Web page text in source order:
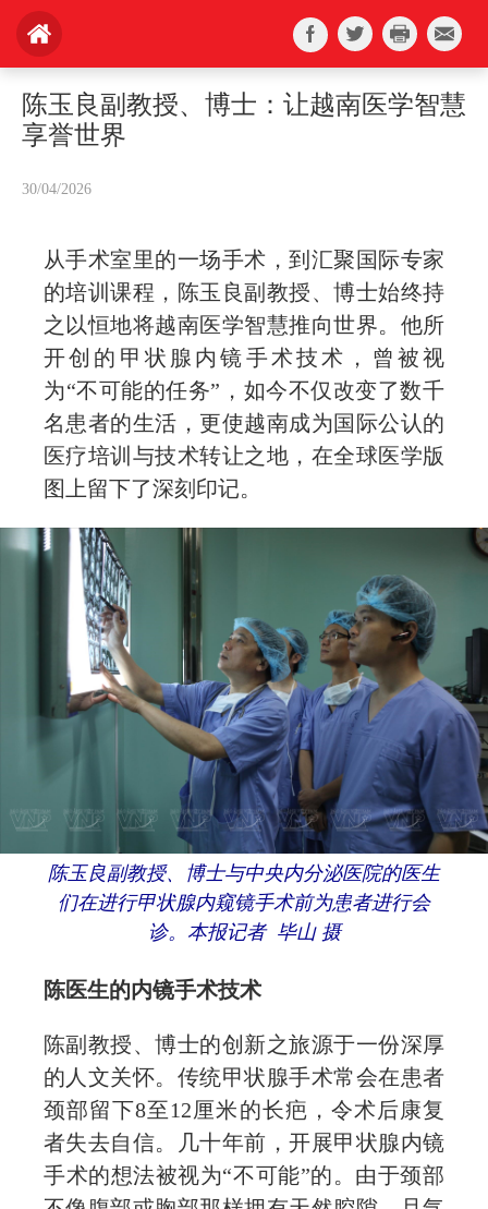
陈玉良副教授、博士：让越南医学智慧
享誉世界
30/04/2026
从手术室里的一场手术，到汇聚国际专家
的培训课程，陈玉良副教授、博士始终持
之以恒地将越南医学智慧推向世界。他所
开创的甲状腺内镜手术技术，曾被视
为“不可能的任务”，如今不仅改变了数千
名患者的生活，更使越南成为国际公认的
医疗培训与技术转让之地，在全球医学版
图上留下了深刻印记。
陈玉良副教授、博士与中央内分泌医院的医生
们在进行甲状腺内窥镜手术前为患者进行会
诊。本报记者 毕山 摄
陈医生的内镜手术技术
陈副教授、博士的创新之旅源于一份深厚
的人文关怀。传统甲状腺手术常会在患者
颈部留下8至12厘米的长疤，令术后康复
者失去自信。几十年前，开展甲状腺内镜
手术的想法被视为“不可能”的。由于颈部